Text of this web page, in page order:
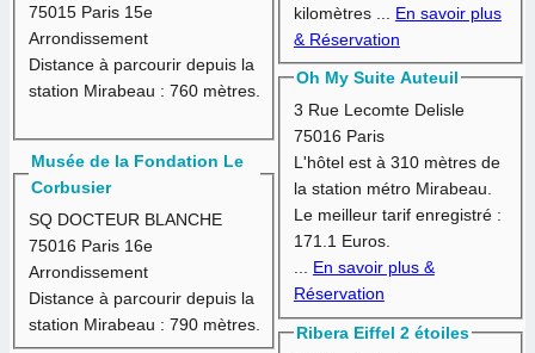
75015 Paris 15e
Arrondissement
Distance à parcourir depuis la
station Mirabeau : 760 mètres.
Musée de la Fondation Le
Corbusier
SQ DOCTEUR BLANCHE
75016 Paris 16e
Arrondissement
Distance à parcourir depuis la
station Mirabeau : 790 mètres.
kilomètres ... En savoir plus
& Réservation
Oh My Suite Auteuil
3 Rue Lecomte Delisle
75016 Paris
L'hôtel est à 310 mètresde
la station métro Mirabeau.
Le meilleur tarif enregistré :
171.1 Euros.
En savoir plus &
Réservation
Ribera Eiffel 2 étoiles